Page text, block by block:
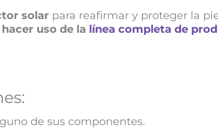
solar para reafirmar y proteger la
uso de la línea completa de
de sus componentes.